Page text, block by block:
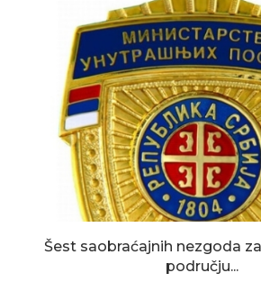
Šest saobraćajnih nezgoda
području...